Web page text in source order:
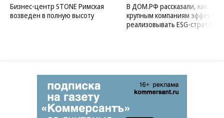
Бизнес-центр STONE Римская
возведен в полную высоту
В ДОМ.РФ рассказали, как
крупным компаниям
реализовывать ESG-стратегию